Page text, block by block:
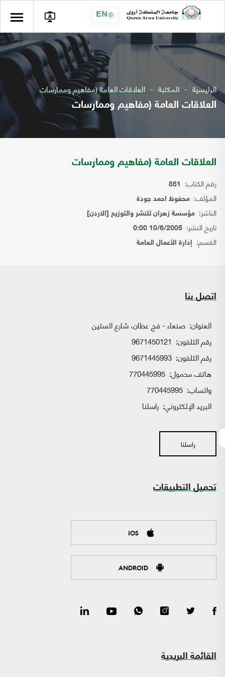
EN
الرئيسية المكتبة العلاقات العامة (مفاهيم وممارسات
العلاقات العامة (مفاهيم وممارسات
العلاقات العامة (مفاهيم وممارسات
رقم الكتاب: 851
المؤلف: محفوظ احمد جودة
الناشر: مؤسسة زهران للنشر والتوزيع [الاردن]
تاريخ النشر: 10/6/2005 0:00
القسم: إدارة الأعمال العامة
اتصل بنا
العنوان: صنعاء - فج عطان، شارع الستين
رقم التلفون: 9671450121
رقم التلفون: 9671445993
هاتف محمول: 770445995
واتساب:
البريد الإلكتروني: راسلنا
راسلنا
تحميل التطبيقات
IOS
ANDROID
القائمة البريدية